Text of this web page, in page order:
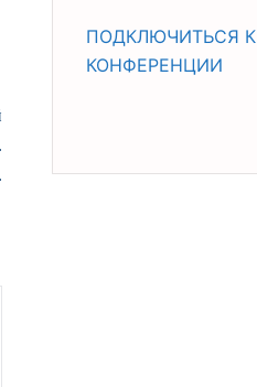
ПОДКЛЮЧИТЬСЯ К
КОНФЕРЕНЦИИ